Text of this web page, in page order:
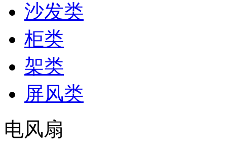
沙发类
柜类
架类
屏风类
电风扇